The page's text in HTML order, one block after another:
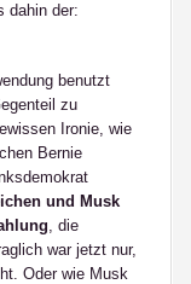
dahin der:
benutzt
zu
Ironie, wie
Bernie
und Musk
, die
war jetzt nur,
Oder wie Musk